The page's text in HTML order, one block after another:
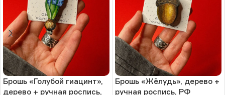
Брошь «Голубой гиацинт»,
дерево + ручная роспись,
Брошь «Жёлудь», дерево +
ручная роспись, РФ